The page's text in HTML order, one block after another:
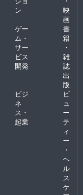
ン
映
画
ゲー
ム・
サー
ビス
開発
書
籍
・
雑
誌
出
版
ビジ
ネ
ス・
起業
ビ
ュ
ー
テ
ィ
ー
・
ヘ
ル
ス
ケ